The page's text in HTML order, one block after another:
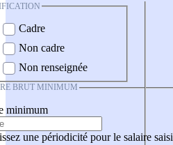
Cadre
Non cadre
Non renseignée
BRUT MINIMUM
minimum
une périodicité pour le salaire saisi